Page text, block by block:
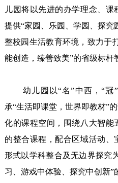
儿园将以先进的办学理念、
提供“家园、乐园、学园、探究
整校园生活教育环境，致力于
能创造，臻善致美”的省级标杆
       幼儿园以“名”中西，“冠”德行的园训和办园宗旨，秉
承“生活即课堂，世界即教材”
化的课程空间，围绕八大智能
的整合课程，配合区域活动、
形式以学科整合及无边界探究
习、游戏中体验、探究中创新”